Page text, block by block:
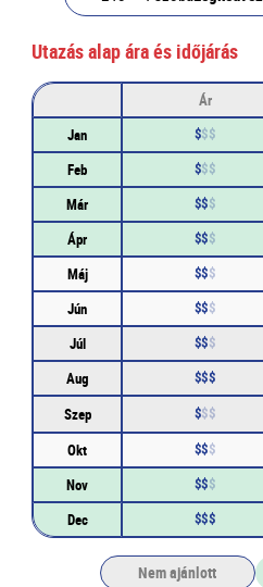
Utazás alap ára és időjárás
Ár
Jan
$$$
Feb $$$
Már $$$
Ápr $$$
Máj $$$
Jún $$$
Júl $$$
Aug $$$
Szep $$$
Okt $$$
Nov $$$
Dec $$$
Nem ajánlott